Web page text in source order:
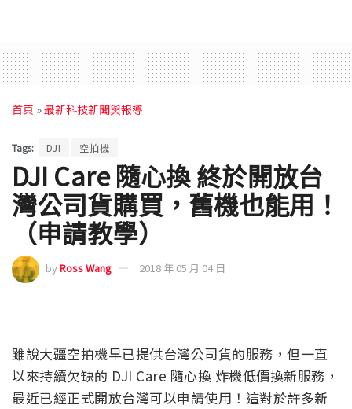
首頁 »最新科技新聞與報導
Tags: DJI 空拍機
DJI Care 隨心換 終於開放台
灣公司貨購買，舊機也能用！
（申請教學）
byRoss Wang 2018 年 05 月 04 日
雖說大疆空拍機早已提供台灣公司貨的服務，但一直
以來持續欠缺的 DJI Care 隨心換 炸機低價換新服務，
最近已經正式開放台灣可以申請使用！這對於許多新